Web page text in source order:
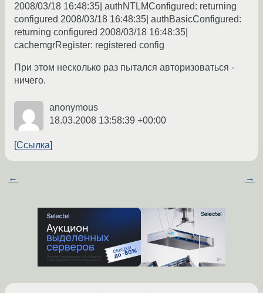
2008/03/18 16:48:35| authNTLMConfigured: returning
configured 2008/03/18 16:48:35| authBasicConfigured:
returning configured 2008/03/18 16:48:35|
cachemgrRegister: registered config
При этом несколько раз пытался авторизоваться -
ничего.
anonymous
18.03.2008 13:58:39 +00:00
Ссылка
← →